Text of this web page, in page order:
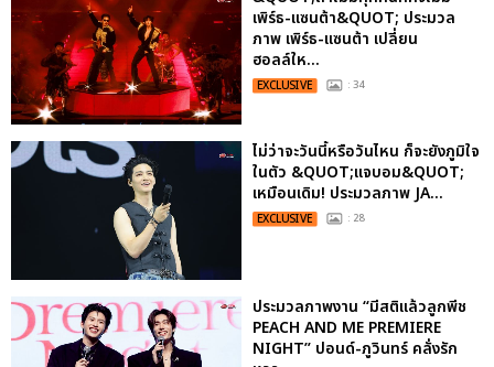
เพิร์ธ-แซนต้า&QUOT; ประมวล
ภาพ เพิร์ธ-แซนต้า เปลี่ยน
ฮอลล์ให...
EXCLUSIVE : 34
ไม่ว่าจะวันนี้หรือวันไหน ก็จะยังภูมิใจ
ในตัว &QUOT;แจบอม&QUOT;
เหมือนเดิม! ประมวลภาพ JA...
EXCLUSIVE : 28
ประมวลภาพงาน “มีสติแล้วลูกพีช
PEACH AND ME PREMIERE
NIGHT” ปอนด์-ภูวินทร์ คลั่งรัก